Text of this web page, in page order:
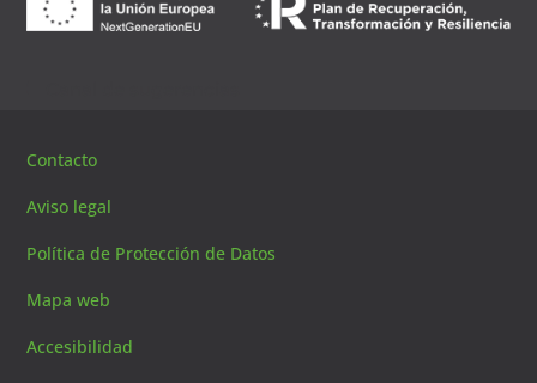
Contacto
Aviso legal
Política de Protección de Datos
Mapa web
Accesibilidad